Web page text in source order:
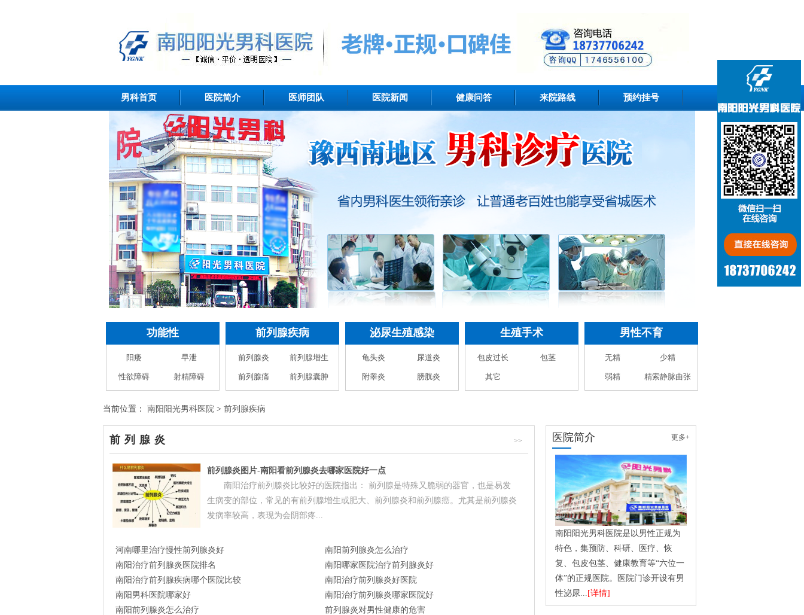
男科首页 医院简介 医师团队 医院新闻 健康问答 来院路线 预约挂号
功能性
阳痿 早泄
性欲障碍 射精障碍
前列腺疾病
前列腺炎 前列腺增生
前列腺痛 前列腺囊肿
泌尿生殖感染
龟头炎 尿道炎
附睾炎 膀胱炎
生殖手术
包皮过长 包茎
其它
男性不育
无精 少精
弱精 精索静脉曲张
当前位置： 南阳阳光男科医院 > 前列腺疾病
医院简介 更多+
南阳阳光男科医院是以男性正规为
特色，集预防、科研、医疗、恢
复、包皮包茎、健康教育等“六位一
体”的正规医院。医院门诊开设有男
性泌尿... [详情]
前列腺炎 >>
前列腺炎图片-南阳看前列腺炎去哪家医院好一点
南阳治疗前列腺炎比较好的医院指出： 前列腺是特殊又脆弱的器官，也是易发
生病变的部位，常见的有前列腺增生或肥大、前列腺炎和前列腺癌。尤其是前列腺炎
发病率较高，表现为会阴部疼...
河南哪里治疗慢性前列腺炎好
南阳前列腺炎怎么治疗
南阳治疗前列腺炎医院排名
南阳哪家医院治疗前列腺炎好
南阳治疗前列腺疾病哪个医院比较
南阳治疗前列腺炎好医院
南阳男科医院哪家好
南阳治疗前列腺炎哪家医院好
南阳前列腺炎怎么治疗
前列腺炎对男性健康的危害